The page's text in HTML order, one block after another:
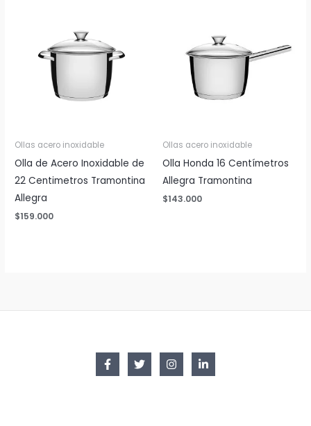
Ollas acero inoxidable
Olla de Acero Inoxidable de
22 Centimetros Tramontina
Allegra
$159.000
Ollas acero inoxidable
Olla Honda 16 Centímetros
Allegra Tramontina
$143.000